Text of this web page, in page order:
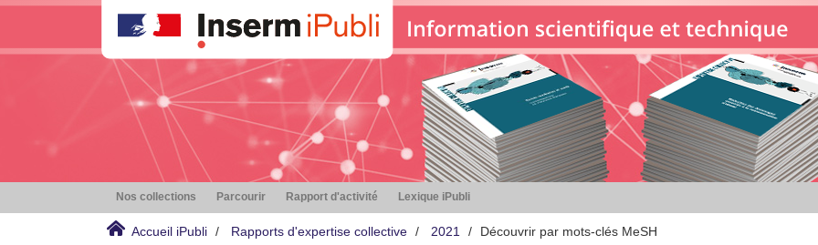
Nos collections Parcourir Rapport d'activité Lexique iPubli
Accueil iPubli Rapports d'expertise collective 2021 Découvrir par mots-clés MeSH